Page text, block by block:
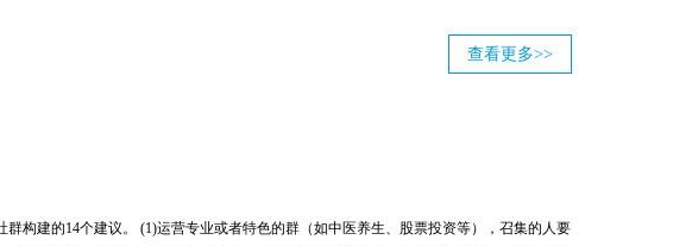
查看更多>>
构建的14个建议。 (1)运营专业或者特色的群（如中医养生、股票投资等），召集的人要